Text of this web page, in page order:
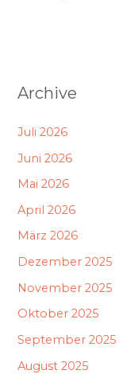
Archive
Juli 2026
Juni 2026
Mai 2026
April 2026
März 2026
Dezember 2025
November 2025
Oktober 2025
September 2025
August 2025